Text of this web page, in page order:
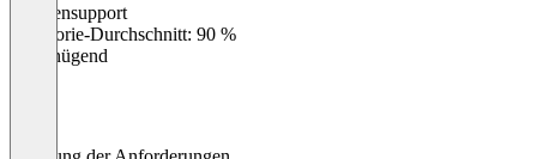
Kundensupport
Kategorie-Durchschnitt: 90 %
Ungenügend